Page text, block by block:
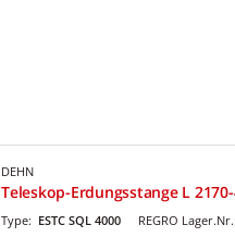
DEHN
Teleskop-Erdungsstange L
REGRO Lager.Nr.:
Type: ESTC SQL 4000